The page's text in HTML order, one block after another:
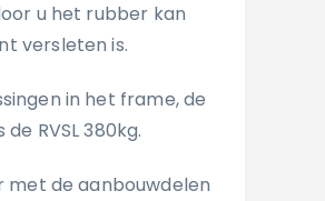
u het rubber kan
versleten is.
in het frame, de
RVSL 380kg.
met de aanbouwdelen